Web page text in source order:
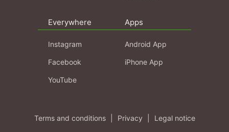
Everywhere
Instagram
Facebook
YouTube
Apps
Android App
iPhone App
Terms and conditions Privacy Legal notice